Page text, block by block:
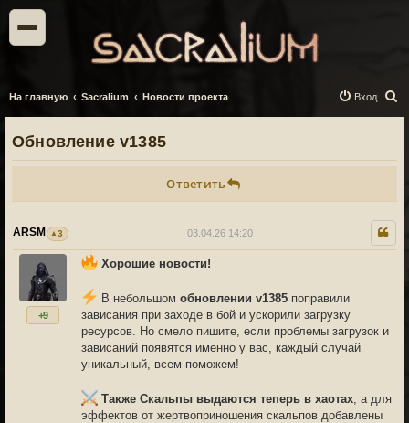
На главную Sacralium Новости проекта
о
Вход
Обновление v1385
Ответить
ARSM 3 03.04.26 14:20
+9
Хорошие новости!
В небольшом обновлении v1385 поправили
зависания при заходе в бой и ускорили загрузку
ресурсов. Но смело пишите, если проблемы загрузок и
зависаний появятся именно у вас, каждый случай
уникальный, всем поможем!
Также Скальпы выдаются теперь в хаотах, а для
эффектов от жертвоприношения скальпов добавлены